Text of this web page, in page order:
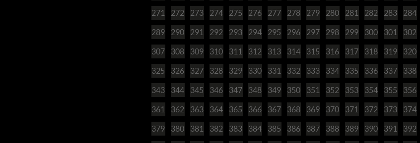
271 272 273 274 275 276 277 278 279 280 281 282 283 284
289 290 291 292 293 294 295 296 297 298 299 300 301 302
307 308 309 310 311 312 313 314 315 316 317 318 319 320
325 326 327 328 329 330 331 332 333 334 335 336 337 338
343 344 345 346 347 348 349 350 351 352 353 354 355 356
361 362 363 364 365 366 367 368 369 370 371 372 373 374
379 380 381 382 383 384 385 386 387 388 389 390 391 392